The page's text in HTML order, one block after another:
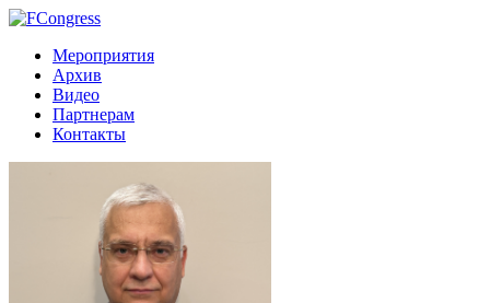
Мероприятия
Архив
Видео
Партнерам
Контакты